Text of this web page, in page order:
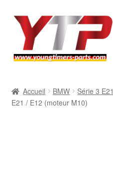
Aller
navigation
Aller
contenu
BMW
Accueil BMW Série 3 E21
E21 / E12 (moteur M10)